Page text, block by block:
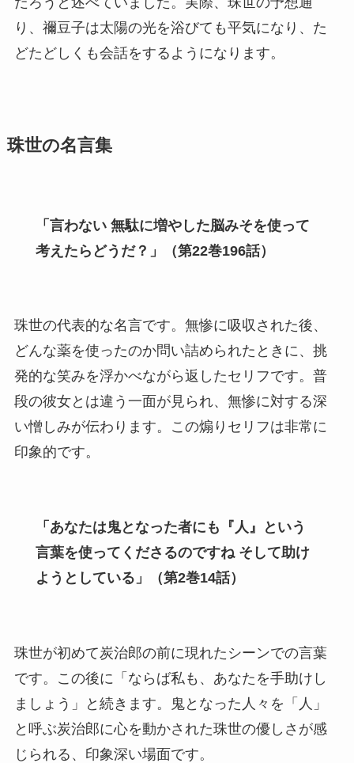
り、禰豆子は太陽の光を浴びても平気になり、た
どたどしくも会話をするようになります。
珠世の名言集
「言わない 無駄に増やした脳みそを使って
考えたらどうだ？」（第22巻196話）
珠世の代表的な名言です。無惨に吸収された後、
どんな薬を使ったのか問い詰められたときに、挑
発的な笑みを浮かべながら返したセリフです。普
段の彼女とは違う一面が見られ、無惨に対する深
い憎しみが伝わります。この煽りセリフは非常に
印象的です。
「あなたは鬼となった者にも『人』という
言葉を使ってくださるのですね そして助け
ようとしている」（第2巻14話）
珠世が初めて炭治郎の前に現れたシーンでの言葉
です。この後に「ならば私も、あなたを手助けし
ましょう」と続きます。鬼となった人々を「人」
と呼ぶ炭治郎に心を動かされた珠世の優しさが感
じられる、印象深い場面です。